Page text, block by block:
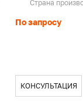
Страна
По запросу
КОНСУЛЬТАЦИЯ